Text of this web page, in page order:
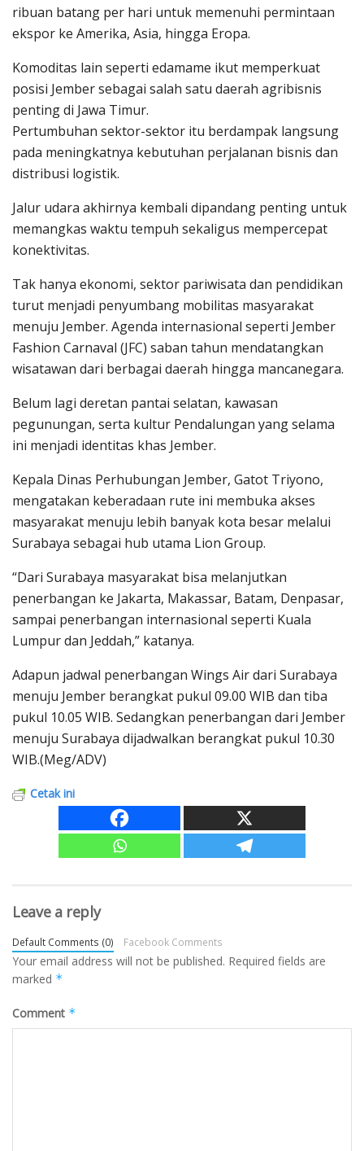
ribuan batang per hari untuk memenuhi permintaan
ekspor ke Amerika, Asia, hingga Eropa.
Komoditas lain seperti edamame ikut memperkuat
posisi Jember sebagai salah satu daerah agribisnis
penting di Jawa Timur.
Pertumbuhan sektor-sektor itu berdampak langsung
pada meningkatnya kebutuhan perjalanan bisnis dan
distribusi logistik.
Jalur udara akhirnya kembali dipandang penting untuk
memangkas waktu tempuh sekaligus mempercepat
konektivitas.
Tak hanya ekonomi, sektor pariwisata dan pendidikan
turut menjadi penyumbang mobilitas masyarakat
menuju Jember. Agenda internasional seperti Jember
Fashion Carnaval (JFC) saban tahun mendatangkan
wisatawan dari berbagai daerah hingga mancanegara.
Belum lagi deretan pantai selatan, kawasan
pegunungan, serta kultur Pendalungan yang selama
ini menjadi identitas khas Jember.
Kepala Dinas Perhubungan Jember, Gatot Triyono,
mengatakan keberadaan rute ini membuka akses
masyarakat menuju lebih banyak kota besar melalui
Surabaya sebagai hub utama Lion Group.
“Dari Surabaya masyarakat bisa melanjutkan
penerbangan ke Jakarta, Makassar, Batam, Denpasar,
sampai penerbangan internasional seperti Kuala
Lumpur dan Jeddah,” katanya.
Adapun jadwal penerbangan Wings Air dari Surabaya
menuju Jember berangkat pukul 09.00 WIB dan tiba
pukul 10.05 WIB. Sedangkan penerbangan dari Jember
menuju Surabaya dijadwalkan berangkat pukul 10.30
WIB.(Meg/ADV)
Cetak ini
Leave a reply
Default Comments (0) Facebook Comments
Your email address will not be published. Required fields are
marked *
Comment *